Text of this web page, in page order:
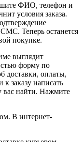
ФИО, телефон и
условия заказа.
Теперь останется
покупке.
выглядит
форму по
доставки, оплаты,
заказу написать
вас найти. Нажмите
В интернет-